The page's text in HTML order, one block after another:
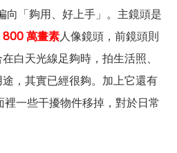
向「夠用、好上手」。主鏡頭是
800 萬畫素人像鏡頭，前鏡頭則
白天光線足夠時，拍生活照、
，其實已經很夠。加上它還有
一些干擾物件移掉，對於日常